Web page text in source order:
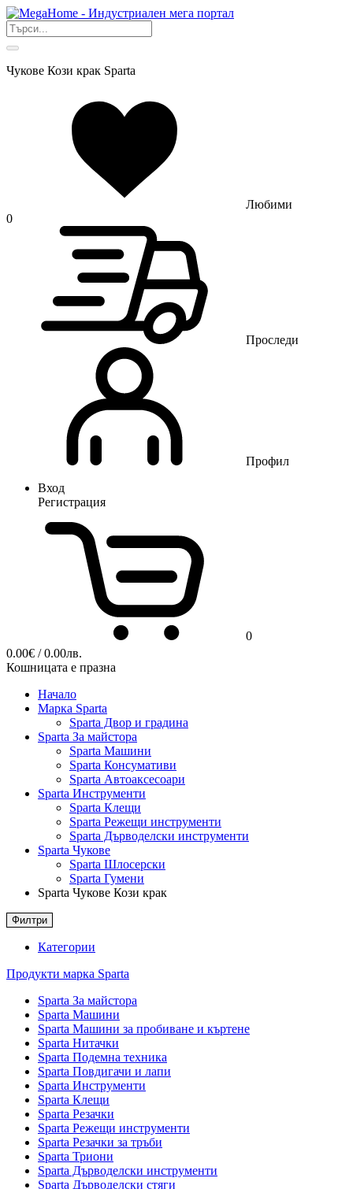
Чукове Кози крак Sparta
Любими
0
Проследи
Профил
Вход
Регистрация
0
0.00€ / 0.00лв.
Кошницата е празна
Начало
Марка Sparta
Sparta Двор и градина
Sparta За майстора
Sparta Машини
Sparta Консумативи
Sparta Автоаксесоари
Sparta Инструменти
Sparta Клещи
Sparta Режещи инструменти
Sparta Дърводелски инструменти
Sparta Чукове
Sparta Шлосерски
Sparta Гумени
Sparta Чукове Кози крак
Филтри
Категории
Продукти марка Sparta
Sparta За майстора
Sparta Машини
Sparta Машини за пробиване и къртене
Sparta Нитачки
Sparta Подемна техника
Sparta Повдигачи и лапи
Sparta Инструменти
Sparta Клещи
Sparta Резачки
Sparta Режещи инструменти
Sparta Резачки за тръби
Sparta Триони
Sparta Дърводелски инструменти
Sparta Дърводелски стяги